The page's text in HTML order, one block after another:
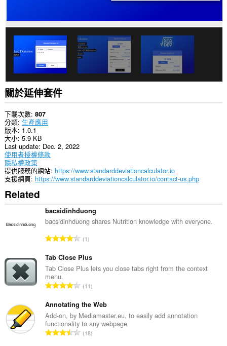
關於延伸套件
下載次數 807
分類 生產應用
版本 1.0.1
大小 5.9 KB
Last update Dec. 2, 2022
使用者授權條款
隱私權政策
提供服務的網站 https://www.standarddeviationcalculator.io
支援網頁 https://www.standarddeviationcalculator.io/contact-us.php
Related
bacsidinhduong
bacsidinhduong shares Nutrition knowledge with everyone.
評
的
總
數
1
Tab Close Plus
Tab Close Plus lets you close tabs right from the context
menu.
評
的
總
次
數
11
Annotating the Web
Add-on, by Mediamaster.eu, to easily add annotation
functionality to any webpage
評18